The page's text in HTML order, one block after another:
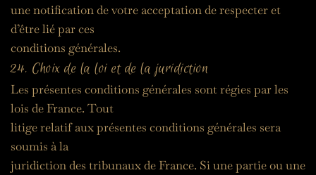
une notification de votre acceptation de respecter et
d’être lié par ces
conditions générales.
24. Choix de la loi et de la juridiction
Les présentes conditions générales sont régies par les
lois de France. Tout
litige relatif aux présentes conditions générales sera
soumis à la
juridiction des tribunaux de France. Si une partie ou une